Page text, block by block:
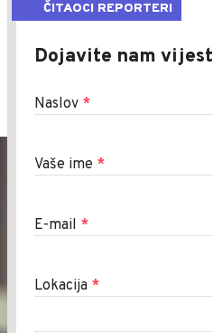
ČITAOCI REPORTERI
Dojavite nam vijest
Naslov *
Vaše ime *
E-mail *
Lokacija *